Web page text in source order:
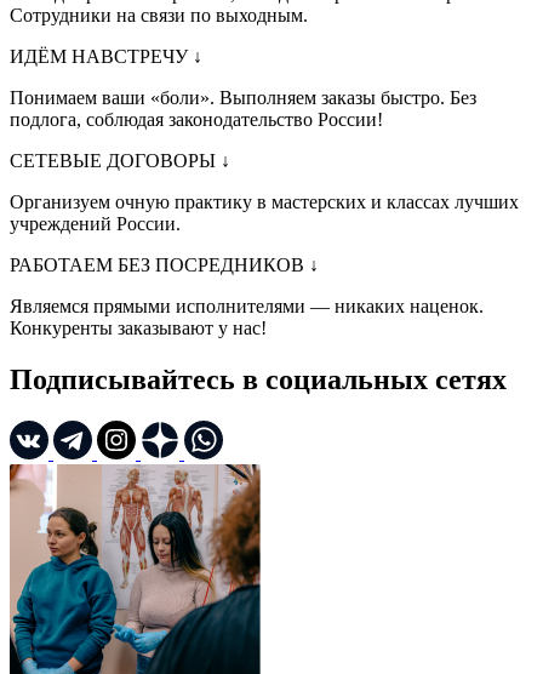
Сотрудники на связи по выходным.
ИДЁМ НАВСТРЕЧУ ↓
Понимаем ваши «боли». Выполняем заказы быстро. Без
подлога, соблюдая законодательство России!
СЕТЕВЫЕ ДОГОВОРЫ ↓
Организуем очную практику в мастерских и классах лучших
учреждений России.
РАБОТАЕМ БЕЗ ПОСРЕДНИКОВ ↓
Являемся прямыми исполнителями — никаких наценок.
Конкуренты заказывают у нас!
Подписывайтесь в социальных сетях